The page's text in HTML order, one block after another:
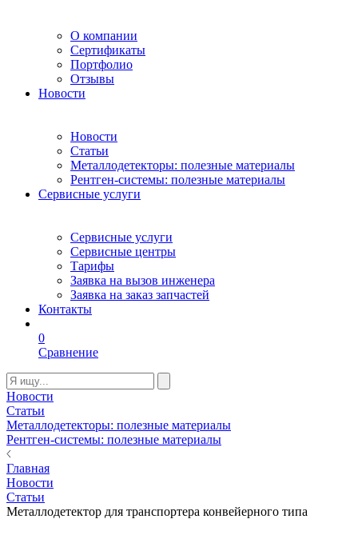
О компании
Сертификаты
Портфолио
Отзывы
Новости
Новости
Статьи
Металлодетекторы: полезные материалы
Рентген-системы: полезные материалы
Сервисные услуги
Сервисные услуги
Сервисные центры
Тарифы
Заявка на вызов инженера
Заявка на заказ запчастей
Контакты
0
Сравнение
Новости
Статьи
Металлодетекторы: полезные материалы
Рентген-системы: полезные материалы
Главная
Новости
Статьи
Металлодетектор для транспортера конвейерного типа